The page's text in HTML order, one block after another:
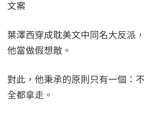
文案
葉澤西穿成耽美文中同名大反派
他當做假想敵。
對此，他秉承的原則只有一個：
全都拿走。